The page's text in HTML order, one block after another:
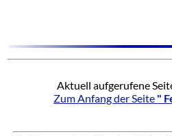
Aktuell aufgerufene
Zum Anfang der Seite "